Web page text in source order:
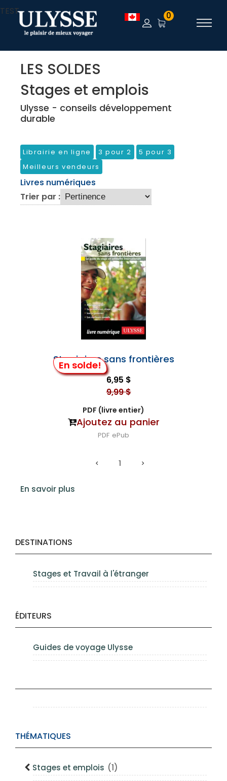
TEST 0
DESTINATIONS
Stages et Travail à l'étranger
ÉDITEURS
Guides de voyage Ulysse
THÉMATIQUES
Stages et emplois (1)
LES SOLDES
Stages et emplois
Ulysse - conseils développement
durable
Librairie en ligne 3 pour 2
5 pour 3
Meilleurs vendeurs
Livres numériques
Trier par :
En solde!
Stagiaires sans frontières
6,95 $
9,99 $
PDF (livre entier)
Ajoutez au panier
PDF ePub
1
En savoir plus